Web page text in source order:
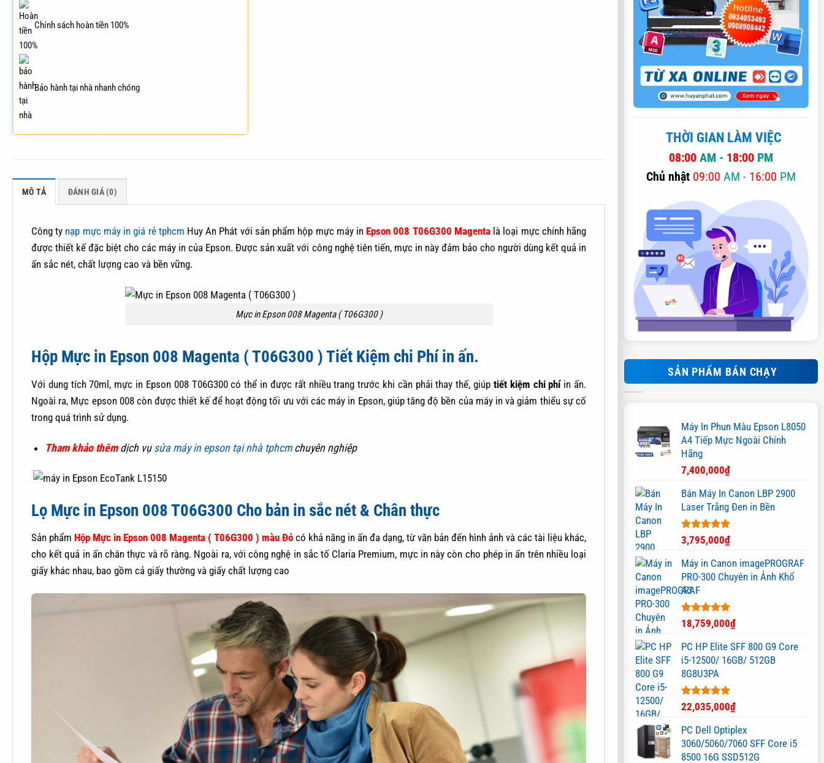
THỜI GIAN LÀM VIỆC
08:00 AM - 18:00 PM
Chủ nhật 09:00 AM - 16:00 PM
SẢN PHẨM BÁN CHẠY
Máy In Phun Màu Epson L8050
A4 Tiếp Mực Ngoài Chính
Hãng
7,400,000₫
Bán Máy In Canon LBP 2900
Laser Trắng Đen in Bền
Được xếp
hạng 5.00
5 sao
3,795,000₫
Máy in Canon imagePROGRAF
PRO-300 Chuyên in Ảnh Khổ
A3
Được xếp
hạng
5.00
5 sao
18,759,000₫
PC HP Elite SFF 800 G9 Core
i5-12500/ 16GB/ 512GB
8G8U3PA
Được xếp
hạng
5.00
5 sao
22,035,000₫
PC Dell Optiplex
3060/5060/7060 SFF Core i5
8500 16G SSD512G
Chính sách hoàn tiền 100%
Bảo hành tại nhà nhanh chóng
MÔ TẢ ĐÁNH GIÁ (0)
Công ty nạp mực máy in giá rẻ tphcm Huy An Phát với sản phẩm hộp mực máy in Epson 008 T06G300 Magentalà loại mực chính hãng
được thiết kế đặc biệt cho các máy in của Epson. Được sản xuất với công nghệ tiên tiến, mực in này đảm bảo cho người dùng kết quả in
ấn sắc nét, chất lượng cao và bền vững.
Mực in Epson 008 Magenta ( T06G300 )
Hộp Mực in Epson 008 Magenta ( T06G300 ) Tiết Kiệm chi Phí in ấn.
Với dung tích 70ml, mực in Epson 008 T06G300 có thể in được rất nhiều trang trước khi cần phải thay thế, giúp tiết kiệm chi phíin ấn.
Ngoài ra, Mực epson 008 còn được thiết kế để hoạt động tối ưu với các máy in Epson, giúp tăng độ bền của máy in và giảm thiểu sự cố
trong quá trình sử dụng.
Tham khảo thêmdịch vụsửa máy in epson tại nhà tphcmchuyên nghiệp
Lọ Mực in Epson 008 T06G300 Cho bản in sắc nét & Chân thực
Sản phẩm Hộp Mực in Epson 008 Magenta ( T06G300 ) màu Đỏ có khả năng in ấn đa dạng, từ văn bản đến hình ảnh và các tài liệu khác,
cho kết quả in ấn chân thực và rõ ràng. Ngoài ra, với công nghệ in sắc tố Claria Premium, mực in này còn cho phép in ấn trên nhiều loại
giấy khác nhau, bao gồm cả giấy thường và giấy chất lượng cao